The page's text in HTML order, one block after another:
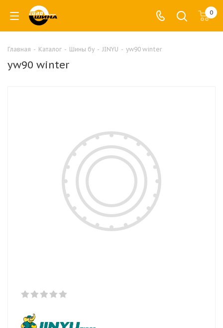
0
Главная - Каталог - Шины бу - JINYU - yw90 winter
yw90 winter